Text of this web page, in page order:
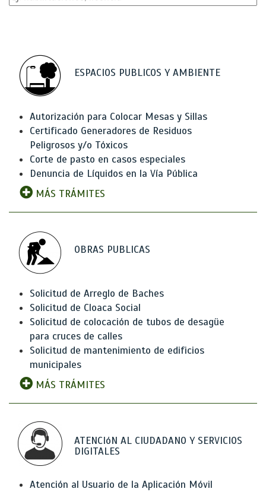
ESPACIOS PUBLICOS Y AMBIENTE
Autorización para Colocar Mesas y Sillas
Certificado Generadores de Residuos
Peligrosos y/o Tóxicos
Corte de pasto en casos especiales
Denuncia de Líquidos en la Vía Pública
MÁS TRÁMITES
OBRAS PUBLICAS
Solicitud de Arreglo de Baches
Solicitud de Cloaca Social
Solicitud de colocación de tubos de desagüe
para cruces de calles
Solicitud de mantenimiento de edificios
municipales
MÁS TRÁMITES
ATENCIóN AL CIUDADANO Y SERVICIOS
DIGITALES
Atención al Usuario de la Aplicación Móvil